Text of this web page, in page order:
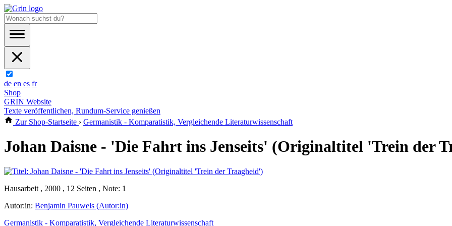
de en es fr
Shop
GRIN Website
Texte veröffentlichen, Rundum-Service genießen
Zur Shop-Startseite › Germanistik - Komparatistik, Vergleichende Literaturwissenschaft
Johan Daisne - 'Die Fahrt ins Jenseits' (Originaltitel 'Trein der
Hausarbeit , 2000 , 12 Seiten , Note: 1
Autor:in: Benjamin Pauwels (Autor:in)
Germanistik - Komparatistik, Vergleichende Literaturwissenschaft